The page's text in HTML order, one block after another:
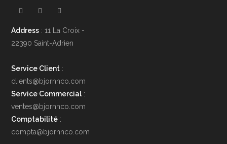
Address : 11 La Croix -
22390 Saint-Adrien
Service Client :
clients@bjornnco.com
Service Commercial :
ventes@bjornnco.com
Comptabilité :
compta@bjornnco.com